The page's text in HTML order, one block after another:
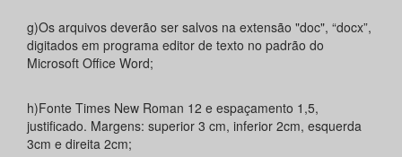
g)Os arquivos deverão ser salvos na extensão "doc", “docx”,
digitados em programa editor de texto no padrão do
Microsoft Office Word;
h)Fonte Times New Roman 12 e espaçamento 1,5,
justificado. Margens: superior 3 cm, inferior 2cm, esquerda
3cm e direita 2cm;